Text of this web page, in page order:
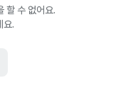
할 수 없어요.
요.